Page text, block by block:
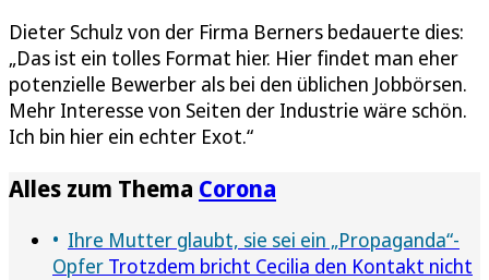
Dieter Schulz von der Firma Berners bedauerte dies:
„Das ist ein tolles Format hier. Hier findet man eher
potenzielle Bewerber als bei den üblichen Jobbörsen.
Mehr Interesse von Seiten der Industrie wäre schön.
Ich bin hier ein echter Exot.“
Alles zum Thema Corona
Ihre Mutter glaubt, sie sei ein „Propaganda“-
Opfer Trotzdem bricht Cecilia den Kontakt nicht